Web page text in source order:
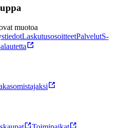
muotoa
LaskutusosoitteetPalvelutS-